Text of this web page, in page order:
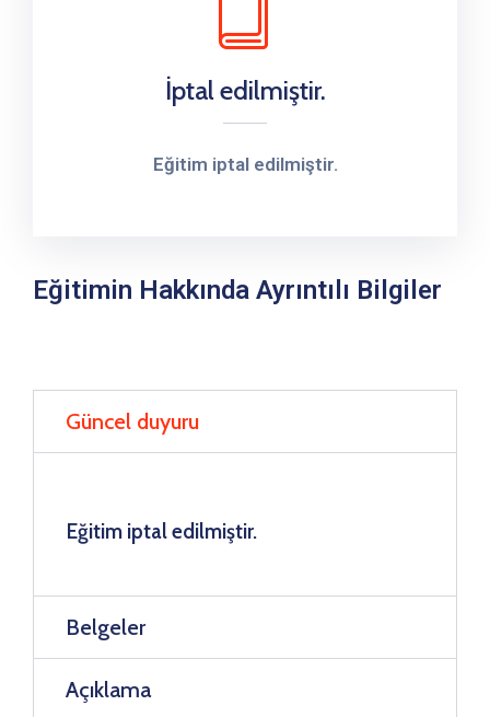
İptal edilmiştir.
Eğitim iptal edilmiştir.
Eğitimin Hakkında Ayrıntılı Bilgiler
Güncel duyuru
Eğitim iptal edilmiştir.
Belgeler
Açıklama